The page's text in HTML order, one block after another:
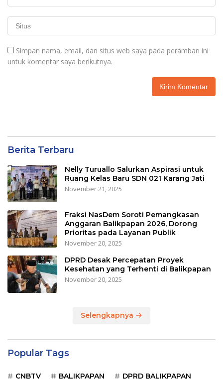
Simpan nama, email, dan situs web saya pada peramban ini
untuk komentar saya berikutnya.
Berita Terbaru
Nelly Turuallo Salurkan Aspirasi untuk
Ruang Kelas Baru SDN 021 Karang Jati
November 21, 2025
Fraksi NasDem Soroti Pemangkasan
Anggaran Balikpapan 2026, Dorong
Prioritas pada Layanan Publik
November 20, 2025
DPRD Desak Percepatan Proyek
Kesehatan yang Terhenti di Balikpapan
November 20, 2025
Selengkapnya
Popular Tags
CNBTV BALIKPAPAN DPRD BALIKPAPAN